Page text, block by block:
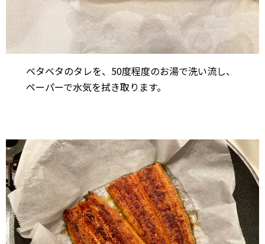
ベタベタのタレを、50度程度のお湯で洗い流し、
ペーパーで水気を拭き取ります。